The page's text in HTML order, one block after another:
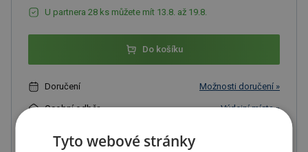
U partnera 28 ks můžete mít 13.8. až 19.8.
Do košíku
Doručení Možnosti doručení »
Osobní odběr Výdejní místa »
Přidat do oblíbených
Tyto webové stránky